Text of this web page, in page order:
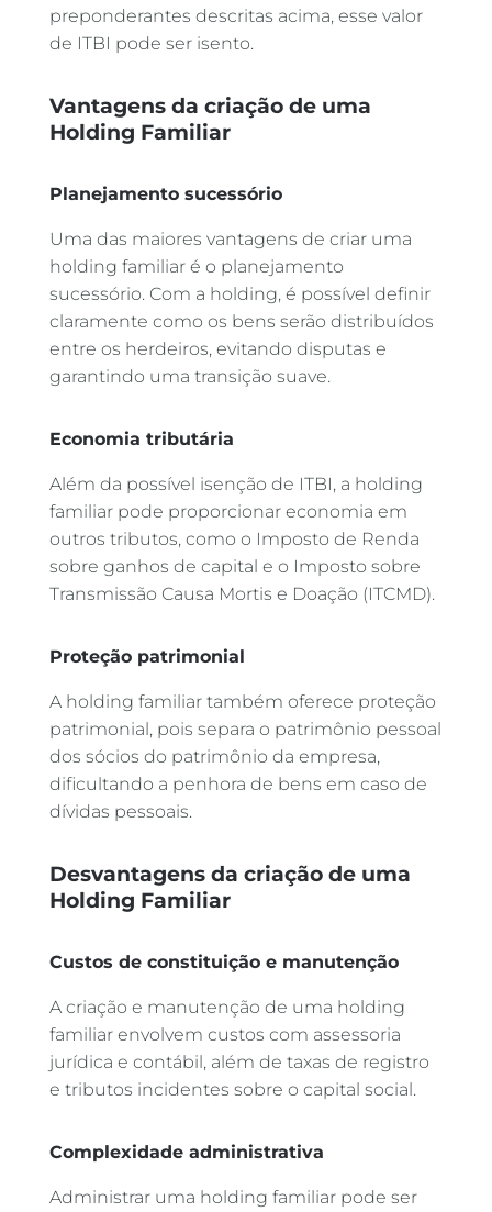
preponderantes descritas acima, esse valor
de ITBI pode ser isento.
Vantagens da criação de uma
Holding Familiar
Planejamento sucessório
Uma das maiores vantagens de criar uma
holding familiar é o planejamento
sucessório. Com a holding, é possível definir
claramente como os bens serão distribuídos
entre os herdeiros, evitando disputas e
garantindo uma transição suave.
Economia tributária
Além da possível isenção de ITBI, a holding
familiar pode proporcionar economia em
outros tributos, como o Imposto de Renda
sobre ganhos de capital e o Imposto sobre
Transmissão Causa Mortis e Doação (ITCMD).
Proteção patrimonial
A holding familiar também oferece proteção
patrimonial, pois separa o patrimônio pessoal
dos sócios do patrimônio da empresa,
dificultando a penhora de bens em caso de
dívidas pessoais.
Desvantagens da criação de uma
Holding Familiar
Custos de constituição e manutenção
A criação e manutenção de uma holding
familiar envolvem custos com assessoria
jurídica e contábil, além de taxas de registro
e tributos incidentes sobre o capital social.
Complexidade administrativa
Administrar uma holding familiar pode ser